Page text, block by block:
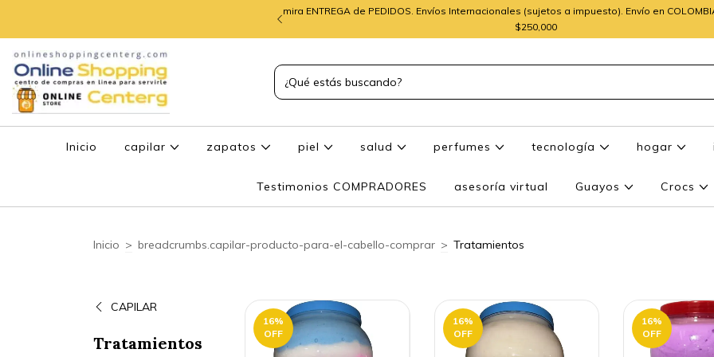
mira ENTREGA de PEDIDOS. Envíos Internacionales (sujetos a impuesto). Envío en
$250,000
Inicio capilar zapatos piel salud perfumes tecnología hogar
Testimonios COMPRADORES asesoría virtual Guayos Crocs
Inicio > breadcrumbs.capilar-producto-para-el-cabello-comprar > Tratamientos
CAPILAR
Tratamientos
16%
OFF
16%
OFF
16%
OFF